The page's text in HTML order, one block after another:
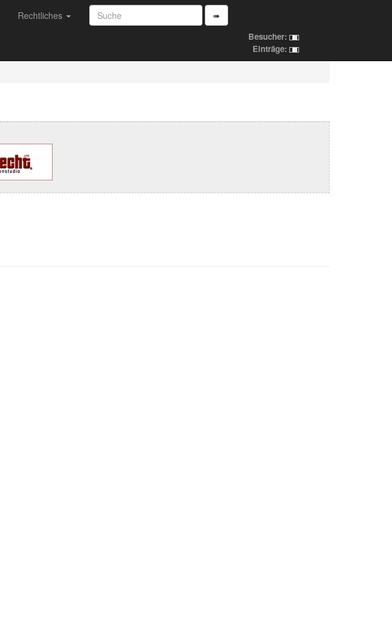
Rechtliches ➠
Besucher:
Einträge: